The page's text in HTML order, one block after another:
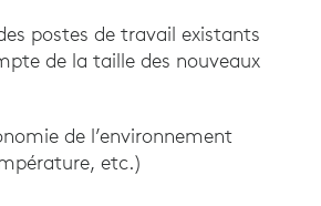
postes de travail existants
de la taille des nouveaux
de l’environnement
etc.)